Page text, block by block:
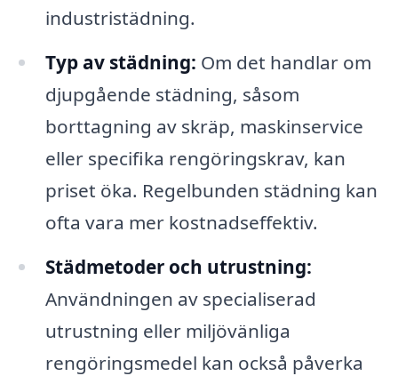
industristädning.
Typ av städning: Om det handlar om
djupgående städning, såsom
borttagning av skräp, maskinservice
eller specifika rengöringskrav, kan
priset öka. Regelbunden städning kan
ofta vara mer kostnadseffektiv.
Städmetoder och utrustning:
Användningen av specialiserad
utrustning eller miljövänliga
rengöringsmedel kan också påverka